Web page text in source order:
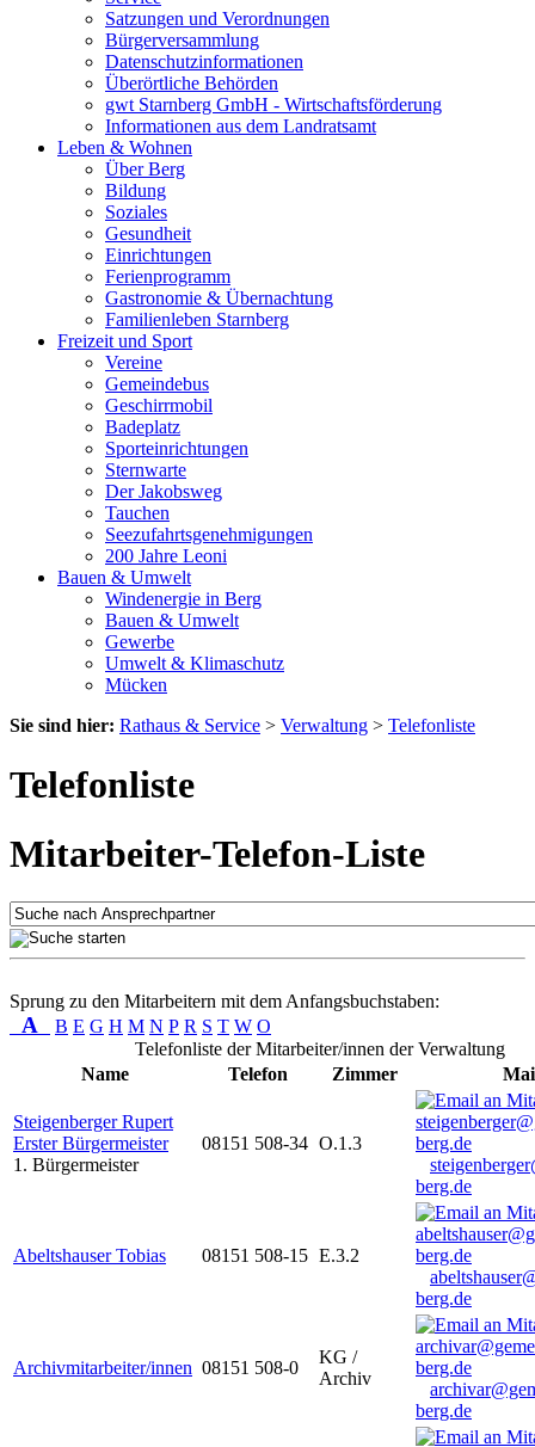
Satzungen und Verordnungen
Bürgerversammlung
Datenschutzinformationen
Überörtliche Behörden
gwt Starnberg GmbH - Wirtschaftsförderung
Informationen aus dem Landratsamt
Leben & Wohnen
Über Berg
Bildung
Soziales
Gesundheit
Einrichtungen
Ferienprogramm
Gastronomie & Übernachtung
Familienleben Starnberg
Freizeit und Sport
Vereine
Gemeindebus
Geschirrmobil
Badeplatz
Sporteinrichtungen
Sternwarte
Der Jakobsweg
Tauchen
Seezufahrtsgenehmigungen
200 Jahre Leoni
Bauen & Umwelt
Windenergie in Berg
Bauen & Umwelt
Gewerbe
Umwelt & Klimaschutz
Mücken
Sie sind hier: Rathaus & Service > Verwaltung > Telefonliste
Telefonliste
Mitarbeiter-Telefon-Liste
Sprung zu den Mitarbeitern mit dem Anfangsbuchstaben:
A B E G H M N P R S T W O
Telefonliste der Mitarbeiter/innen der Verwaltung
Name
Telefon Zimmer
Steigenberger Rupert
Erster Bürgermeister
1. Bürgermeister
08151 508-34 O.1.3
berg.de
Abeltshauser Tobias 08151 508-15 E.3.2
berg.de
Archivmitarbeiter/innen 08151 508-0
KG /
Archiv
berg.de